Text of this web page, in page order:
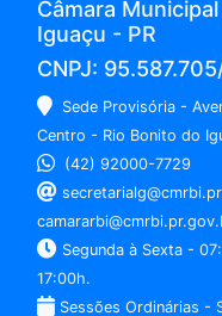
Câmara
Iguaçu - PR
CNPJ:
Sede Provisória -
Centro - Rio Bonito do
(42) 92000-7729
Segunda à Sexta -
17:00h.
Sessões Ordinárias -